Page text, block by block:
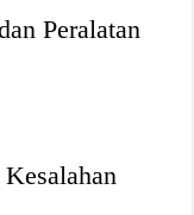
Peralatan